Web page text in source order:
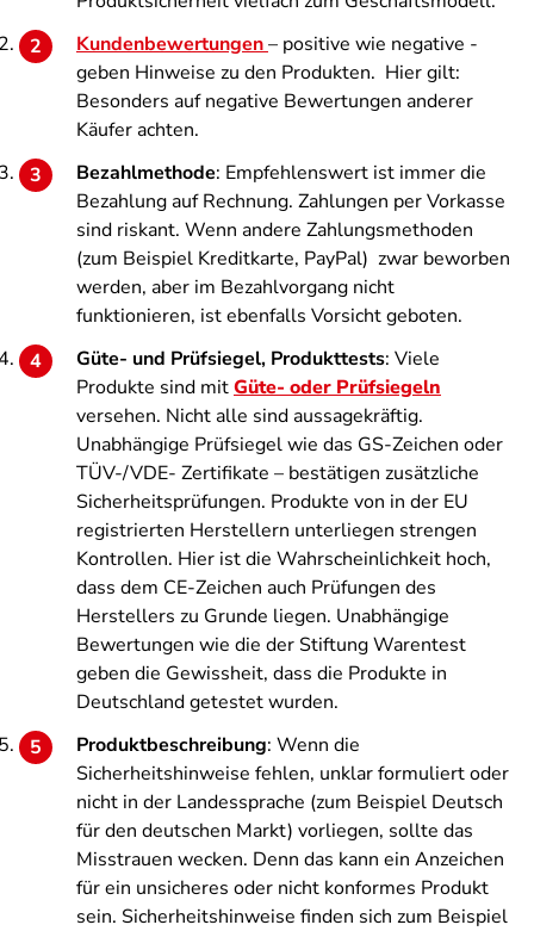
Kundenbewertungen– positive wie negative -
geben Hinweise zu den Produkten. Hier gilt:
Besonders auf negative Bewertungen anderer
Käufer achten.
Bezahlmethode: Empfehlenswert ist immer die
Bezahlung auf Rechnung. Zahlungen per Vorkasse
sind riskant. Wenn andere Zahlungsmethoden
(zum Beispiel Kreditkarte, PayPal) zwar beworben
werden, aber im Bezahlvorgang nicht
funktionieren, ist ebenfalls Vorsicht geboten.
Güte- und Prüfsiegel, Produkttests: Viele
Produkte sind mitGüte- oder Prüfsiegeln
versehen. Nicht alle sind aussagekräftig.
Unabhängige Prüfsiegel wie das GS-Zeichen oder
TÜV-/VDE- Zertifikate – bestätigen zusätzliche
Sicherheitsprüfungen. Produkte von in der EU
registrierten Herstellern unterliegen strengen
Kontrollen. Hier ist die Wahrscheinlichkeit hoch,
dass dem CE-Zeichen auch Prüfungen des
Herstellers zu Grunde liegen. Unabhängige
Bewertungen wie die der Stiftung Warentest
geben die Gewissheit, dass die Produkte in
Deutschland getestet wurden.
Produktbeschreibung: Wenn die
Sicherheitshinweise fehlen, unklar formuliert oder
nicht in der Landessprache (zum Beispiel Deutsch
für den deutschen Markt) vorliegen, sollte das
Misstrauen wecken. Denn das kann ein Anzeichen
für ein unsicheres oder nicht konformes Produkt
sein. Sicherheitshinweise finden sich zum Beispiel